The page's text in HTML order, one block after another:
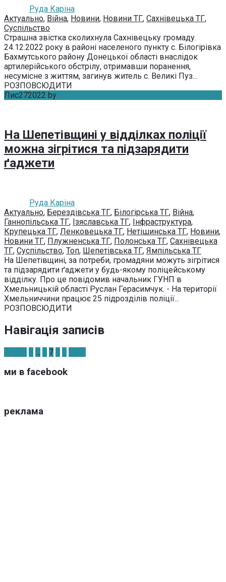
Руда Каріна
Актуально, Війна, Новини, Новини ТГ, Сахнівецька ТГ,
Суспільство
Страшна звістка сколихнула Сахнівецьку громаду.
24.12.2022 року в районі населеного пункту с. Білогірівка
Бахмутського району Донецької області внаслідок
артилерійського обстрілу, отримавши поранення,
несумісне з життям, загинув житель с. Великі Пуз...
РОЗПОВСЮДИТИ
Лис272022 by
На Шепетівщині у відділках поліції
можна зігрітися та підзарядити
ґаджети
Руда Каріна
Актуально, Берездівська ТГ, Білогірська ТГ, Війна,
Ганнопільська ТГ, Ізяславська ТГ, Інфраструктура,
Крупецька ТГ, Ленковецька ТГ, Нетішинська ТГ, Новини,
Новини ТГ, Плужненська ТГ, Полонська ТГ, Сахнівецька
ТГ, Суспільство, Топ, Шепетівська ТГ, Ямпільська ТГ
На Шепетівщині, за потреби, громадяни можуть зігрітися
та підзарядити ґаджети у будь-якому поліцейському
відділку. Про це повідомив начальник ГУНП в
Хмельницькій області Руслан Герасимчук. - На території
Хмельниччини працює 25 підрозділів поліції...
РОЗПОВСЮДИТИ
Навігація записів
… 7
ми в facebook
реклама